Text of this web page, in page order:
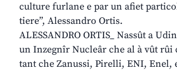
culture furlane e par un afiet
tiere”, Alessandro Ortis.
ALESSANDRO ORTIS_ Nassût a
un Inzegnîr Nucleâr che al à vût rûi
tant che Zanussi, Pirelli, ENI, Enel,